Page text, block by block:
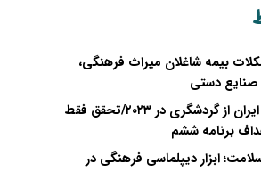
بیمه شاغلان میراث فرهنگی،
دستی
درآمد ناچیز ایران از گردشگری در ۲۰۲۳/تحقق فقط
ابزار دیپلماسی فرهنگی در